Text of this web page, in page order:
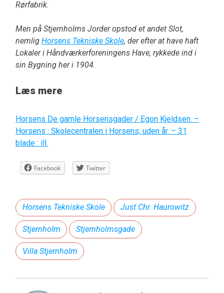
Rørfabrik.
Men på Stjernholms Jorder opstod et andet Slot,
nemlig Horsens Tekniske Skole, der efter at have haft
Lokaler i Håndværkerforeningens Have, rykkede ind i
sin Bygning her i 1904.
Læs mere
Horsens De gamle Horsensgader / Egon Kjeldsen. –
Horsens : Skolecentralen i Horsens, uden år. – 31
blade : ill.
Facebook Twitter
Horsens Tekniske Skole Just Chr. Haurowitz
Stjernholm Stjernholmsgade
Villa Stjernholm